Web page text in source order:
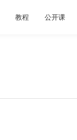
教程 公开课